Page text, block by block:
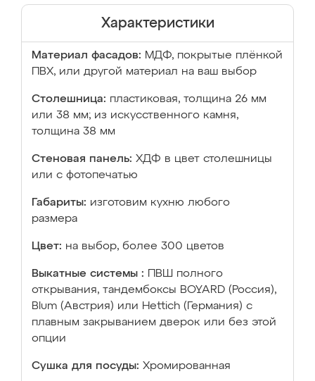
Характеристики
Материал фасадов: МДФ, покрытые плёнкой
ПВХ, или другой материал на ваш выбор
Столешница: пластиковая, толщина 26 мм
или 38 мм; из искусственного камня,
толщина 38 мм
Стеновая панель: ХДФ в цвет столешницы
или с фотопечатью
Габариты: изготовим кухню любого
размера
Цвет: на выбор, более 300 цветов
Выкатные системы :
ПВШ полного
открывания, тандембоксы BOYARD (Россия),
Blum (Австрия) или Hettich (Германия) с
плавным закрыванием дверок или без этой
опции
Сушка для посуды: Хромированная